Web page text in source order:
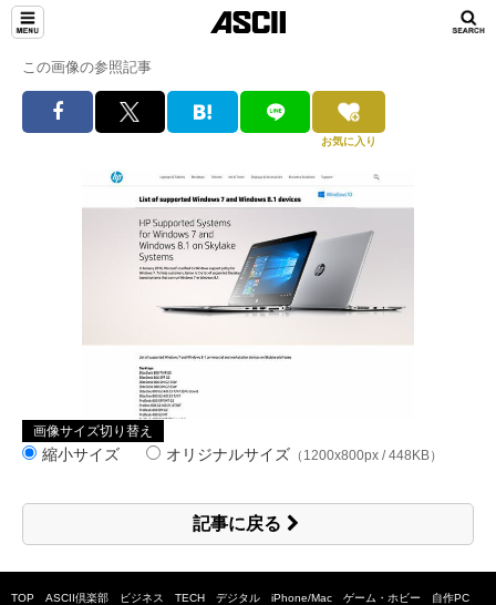
この画像の参照記事
お気に入り
画像サイズ切り替え
縮小サイズ オリジナルサイズ （1200x800px / 448KB）
記事に戻る
TOP ASCII倶楽部 ビジネス TECH デジタル iPhone/Mac ゲーム・ホビー 自作PC